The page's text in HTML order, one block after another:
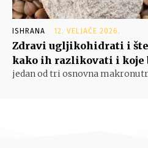
ISHRANA 12. VELJAČE 2026.
Zdravi ugljikohidrati i
kako ih razlikovati i koje
jedan od tri osnovna